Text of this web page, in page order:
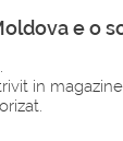
e o
in